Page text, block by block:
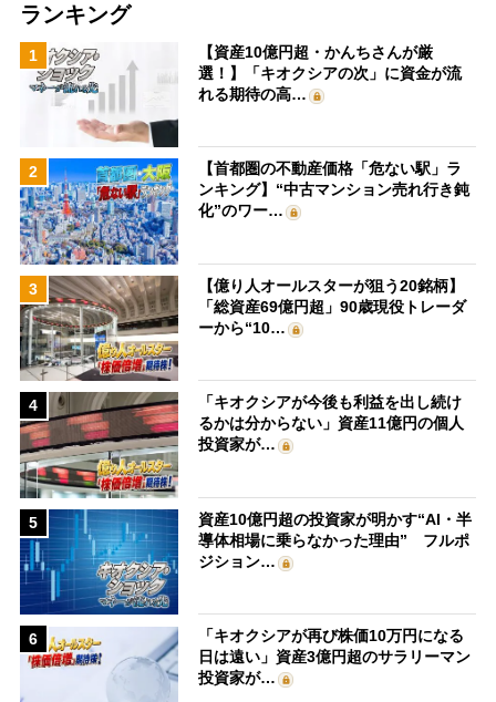
ランキング
1
【資産10億円超・かんちさんが厳
選！】「キオクシアの次」に資金が流
れる期待の高…
2
【首都圏の不動産価格「危ない駅」ラ
ンキング】“中古マンション売れ行き鈍
化”のワー…
3
【億り人オールスターが狙う20銘柄】
「総資産69億円超」90歳現役トレーダ
ーから“10…
4
「キオクシアが今後も利益を出し続け
るかは分からない」資産11億円の個人
投資家が…
5
資産10億円超の投資家が明かす“AI・半
導体相場に乗らなかった理由” フルポ
ジション…
6
「キオクシアが再び株価10万円になる
日は遠い」資産3億円超のサラリーマン
投資家が…